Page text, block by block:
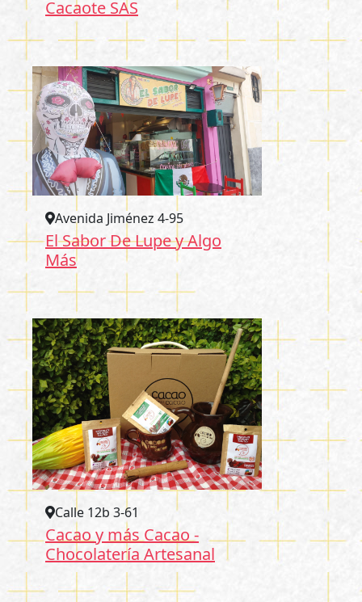
Cacaote SAS
Avenida Jiménez 4-95
El Sabor De Lupe y Algo
Más
Calle 12b 3-61
Cacao y más Cacao -
Chocolatería Artesanal